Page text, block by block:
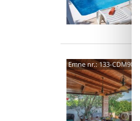
Emne nr.:133-CDM908